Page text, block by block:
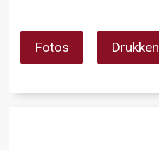
Fotos Drukken